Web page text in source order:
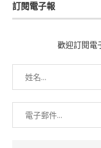
訂閱電子報
歡迎訂閱電